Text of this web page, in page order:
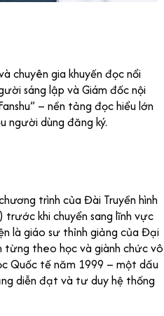
chuyên gia khuyến đọc nổi
sáng lập và Giám đốc nội
– nền tảng đọc hiểu lớn
người dùng đăng ký.
trình của Đài Truyền hình
trước khi chuyển sang lĩnh vực
là giáo sư thỉnh giảng của Đại
từng theo học và giành chức vô
Quốc tế năm 1999 – một dấu
diễn đạt và tư duy hệ thống